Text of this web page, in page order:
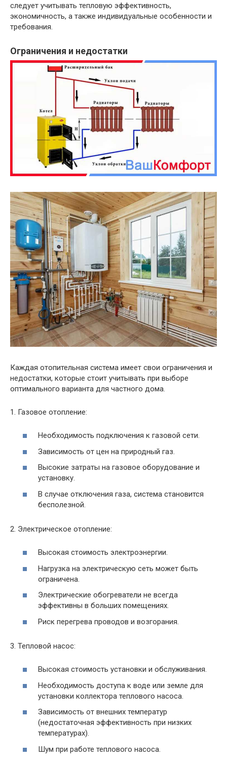
следует учитывать тепловую эффективность,
экономичность, а также индивидуальные особенности и
требования.
Ограничения и недостатки
Каждая отопительная система имеет свои ограничения и
недостатки, которые стоит учитывать при выборе
оптимального варианта для частного дома.
1. Газовое отопление:
Необходимость подключения к газовой сети.
Зависимость от цен на природный газ.
Высокие затраты на газовое оборудование и
установку.
В случае отключения газа, система становится
бесполезной.
2. Электрическое отопление:
Высокая стоимость электроэнергии.
Нагрузка на электрическую сеть может быть
ограничена.
Электрические обогреватели не всегда
эффективны в больших помещениях.
Риск перегрева проводов и возгорания.
3. Тепловой насос:
Высокая стоимость установки и обслуживания.
Необходимость доступа к воде или земле для
установки коллектора теплового насоса.
Зависимость от внешних температур
(недостаточная эффективность при низких
температурах).
Шум при работе теплового насоса.